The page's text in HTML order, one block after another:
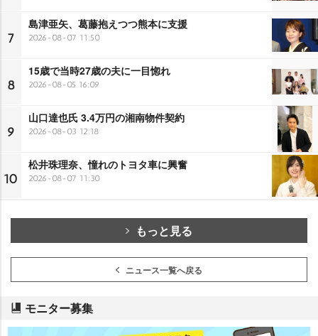
7
島津亜矢、葛藤抱えつつ熊本に支援
2026-08-07 11:50
8
15歳で当時27歳の夫に一目惚れ
2026-08-05 16:09
9
山口達也氏 3.4万円の湘南物件契約
2026-08-03 12:18
10
松井珠理奈、憧れのトヨタ車に興奮
2026-08-07 11:30
もっと見る
ニュース一覧へ戻る
モニター募集